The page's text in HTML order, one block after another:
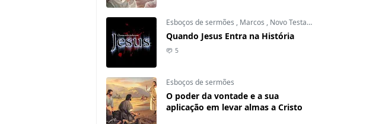
Esboços de sermões , Marcos , Novo Testamento
Quando Jesus Entra na História
5
Esboços de sermões
O poder da vontade e a sua
aplicação em levar almas a Cristo